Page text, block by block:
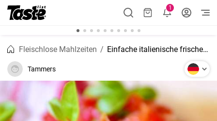
1
Fleischlose Mahlzeiten Einfache italienische frische Bruschetta
Tammers